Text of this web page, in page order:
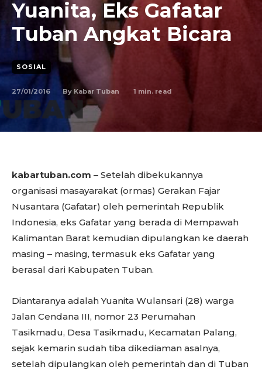
Yuanita, Eks Gafatar
Tuban Angkat Bicara
SOSIAL
27/01/2016 By Kabar Tuban 1 min. read
kabartuban.com – Setelah dibekukannya
organisasi masayarakat (ormas) Gerakan Fajar
Nusantara (Gafatar) oleh pemerintah Republik
Indonesia, eks Gafatar yang berada di Mempawah
Kalimantan Barat kemudian dipulangkan ke daerah
masing – masing, termasuk eks Gafatar yang
berasal dari Kabupaten Tuban.
Diantaranya adalah Yuanita Wulansari (28) warga
Jalan Cendana III, nomor 23 Perumahan
Tasikmadu, Desa Tasikmadu, Kecamatan Palang,
sejak kemarin sudah tiba dikediaman asalnya,
setelah dipulangkan oleh pemerintah dan di Tuban